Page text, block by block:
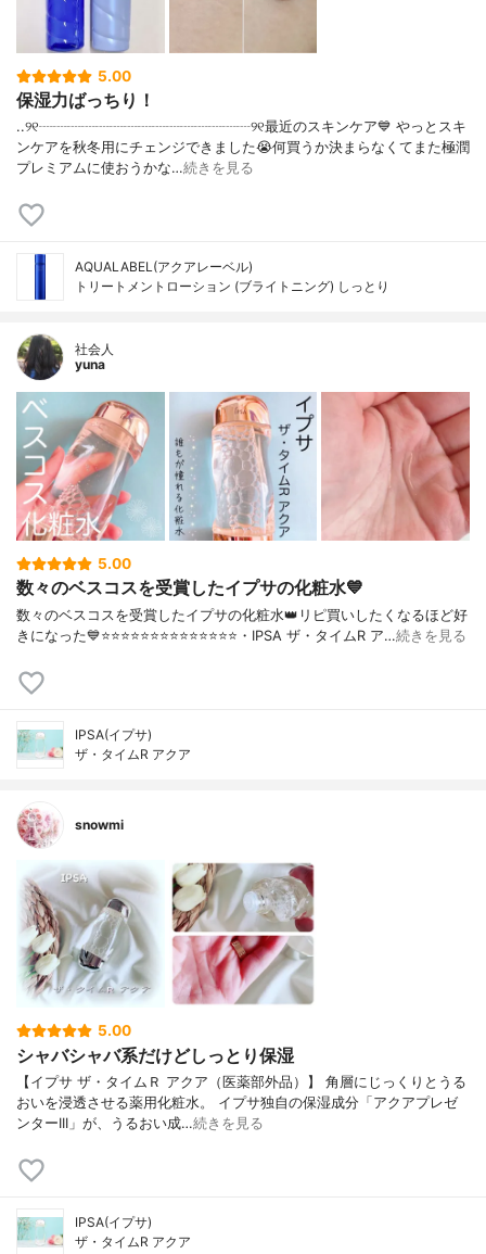
5.00
保湿力ばっちり！
..୨୧┈┈┈┈┈┈┈┈┈┈┈┈┈┈┈୨୧最近のスキンケア💙 やっとスキ
ンケアを秋冬用にチェンジできました😭何買うか決まらなくてまた極潤
プレミアムに使おうかな…続きを見る
AQUALABEL(アクアレーベル)
トリートメントローション (ブライトニング) しっとり
社会人
yuna
5.00
数々のベスコスを受賞したイプサの化粧水💙
数々のベスコスを受賞したイプサの化粧水👑リピ買いしたくなるほど好
きになった💙⭐️⭐️⭐️⭐️⭐️⭐️⭐️⭐️⭐️⭐️⭐️⭐️⭐️⭐️・IPSA ザ・タイムR ア…続きを見る
IPSA(イプサ)
ザ・タイムR アクア
snowmi
5.00
シャバシャバ系だけどしっとり保湿
【イプサ ザ・タイムＲ アクア（医薬部外品）】 角層にじっくりとうる
おいを浸透させる薬用化粧水。 イプサ独自の保湿成分「アクアプレゼ
ンターIII」が、うるおい成…続きを見る
IPSA(イプサ)
ザ・タイムR アクア